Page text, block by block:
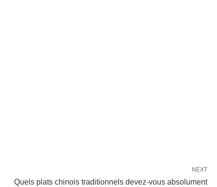
NEXT
Quels plats chinois traditionnels devez-vous absolument